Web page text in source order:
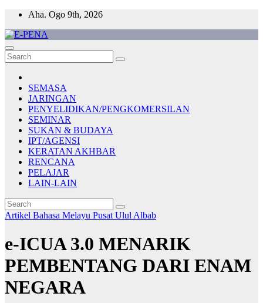
Skip
content
Aha. Ogo 9th, 2026
E-PENA
Berita Digital Terkini
SEMASA
JARINGAN
PENYELIDIKAN/PENGKOMERSILAN
SEMINAR
SUKAN & BUDAYA
IPT/AGENSI
KERATAN AKHBAR
RENCANA
PELAJAR
LAIN-LAIN
Artikel Bahasa Melayu Pusat Ulul Albab
e-ICUA 3.0 MENARIK
PEMBENTANG DARI ENAM
NEGARA